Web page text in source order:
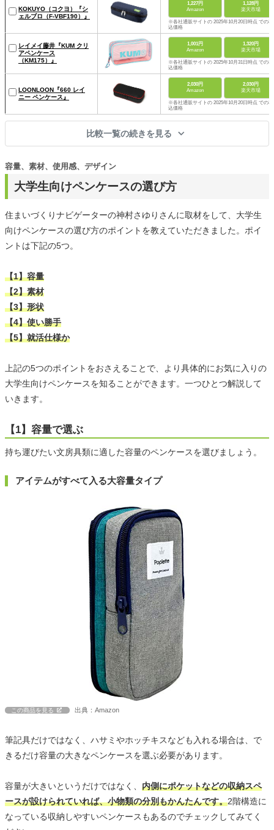
KOKUYO（コクヨ）『シ
ェルブロ（F-VBF190）』
1,227円
Amazon
1,128円
楽天市場
※各社通販サイトの 2025年10月20日時点 での税
込価格
レイメイ藤井『KUM クリ
アペンケース
（KM175）』
1,001円
Amazon
1,320円
楽天市場
※各社通販サイトの 2025年10月31日時点 での税
込価格
LOONLOON『660 レイ
ニー ペンケース』
2,030円
Amazon
2,030円
楽天市場
※各社通販サイトの 2025年10月20日時点 での税
込価格
比較一覧の続きを見る
大学生向けペンケースの選び方
容量、素材、使用感、デザイン
住まいづくりナビゲーターの神村さゆりさんに取材をして、大学生
向けペンケースの選び方のポイントを教えていただきました。ポイ
ントは下記の5つ。
【1】容量
【2】素材
【3】形状
【4】使い勝手
【5】就活仕様か
上記の5つのポイントをおさえることで、より具体的にお気に入りの
大学生向けペンケースを知ることができます。一つひとつ解説して
いきます。
【1】容量で選ぶ
持ち運びたい文房具類に適した容量のペンケースを選びましょう。
アイテムがすべて入る大容量タイプ
この商品を見る 出典：Amazon
筆記具だけではなく、ハサミやホッチキスなども入れる場合は、で
きるだけ容量の大きなペンケースを選ぶ必要があります。
容量が大きいというだけではなく、 内側にポケットなどの収納スペ
ースが設けられていれば、小物類の分別もかんたんです。2階構造に
なっている収納しやすいペンケースもあるのでチェックしてみてく